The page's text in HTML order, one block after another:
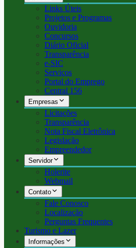
Links Úteis
Projetos e Programas
Ouvidoria
Concursos
Diário Oficial
Transparência
e-SIC
Serviços
Portal do Emprego
Central 156
Empresas
Licitações
Transparência
Nota Fiscal Eletrônica
Legislação
Empreendedor
Servidor
Holerite
Webmail
Contato
Fale Conosco
Localização
Perguntas Frequentes
Turismo e Lazer
Informações